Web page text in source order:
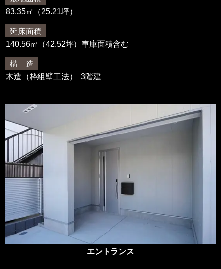
83.35㎡（25.21坪）
延床面積
140.56㎡（42.52坪） 車庫面積含む
構 造
木造（枠組壁工法） 3階建
エントランス